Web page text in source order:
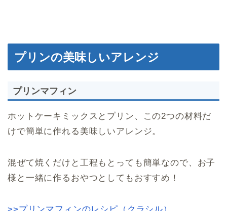
プリンの美味しいアレンジ
プリンマフィン
ホットケーキミックスとプリン、この2つの材料だ
けで簡単に作れる美味しいアレンジ。
混ぜて焼くだけと工程もとっても簡単なので、お子
様と一緒に作るおやつとしてもおすすめ！